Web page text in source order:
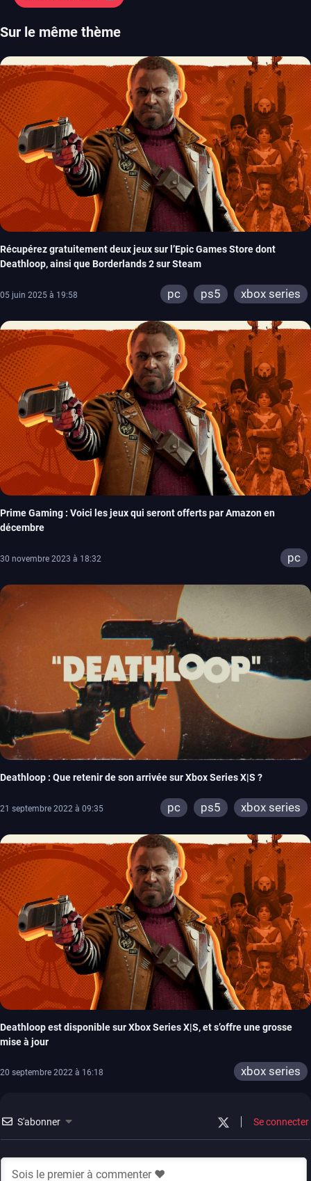
Sur le même thème
Récupérez gratuitement deux jeux sur l’Epic Games Store dont
Deathloop, ainsi que Borderlands 2 sur Steam
05 juin 2025 à 19:58 pc ps5 xbox series
Prime Gaming : Voici les jeux qui seront offerts par Amazon en
décembre
30 novembre 2023 à 18:32 pc
Deathloop : Que retenir de son arrivée sur Xbox Series X|S ?
21 septembre 2022 à 09:35 pc ps5 xbox series
Deathloop est disponible sur Xbox Series X|S, et s’offre une grosse
mise à jour
20 septembre 2022 à 16:18 xbox series
S'abonner Se connecter